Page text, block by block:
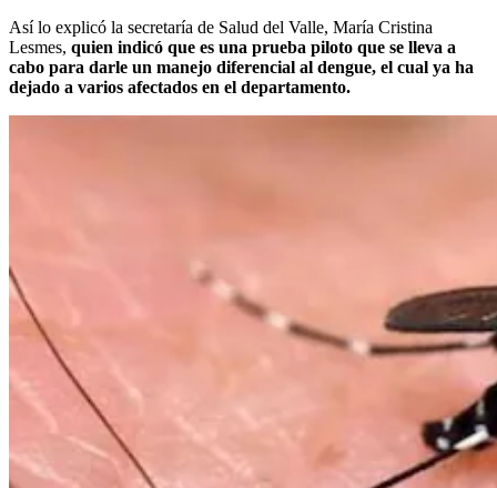
Así lo explicó la secretaría de Salud del Valle, María Cristina
Lesmes, quien indicó que es una prueba piloto que se lleva a
cabo para darle un manejo diferencial al dengue, el cual ya ha
dejado a varios afectados en el departamento.